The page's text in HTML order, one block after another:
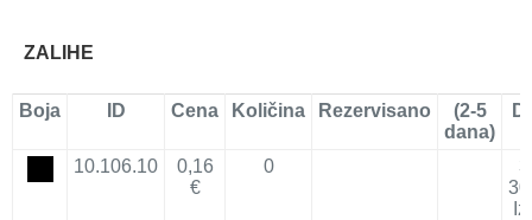
ZALIHE
Boja ID Cena Količina Rezervisano
(2-5
dana)
10.106.10
0,16
€
0